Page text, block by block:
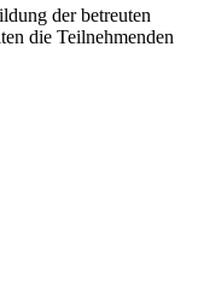
der betreuten
die Teilnehmenden